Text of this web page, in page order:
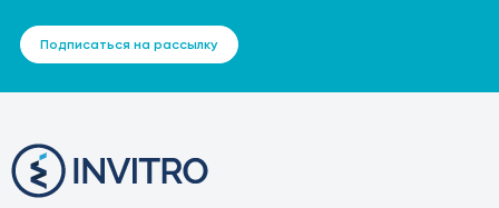
Подписаться на рассылку